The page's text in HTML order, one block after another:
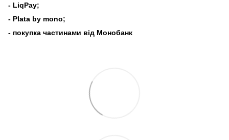
- LiqPay;
- Plata by mono;
- покупка частинами від Монобанк